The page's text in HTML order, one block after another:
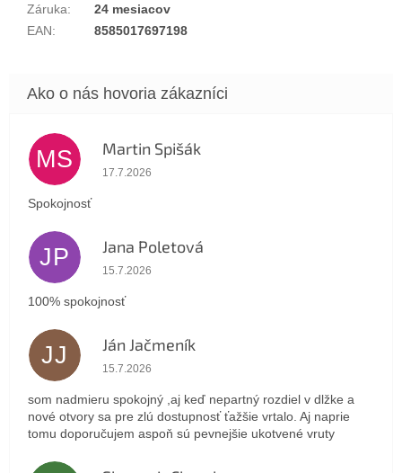
Záruka:
24 mesiacov
EAN: 8585017697198
MS Martin Spišák
Hodnotenie obchodu je 5 z 5 hviezdičiek.
17.7.2026
Spokojnosť
JP Jana Poletová
Hodnotenie obchodu je 5 z 5 hviezdičiek.
15.7.2026
100% spokojnosť
JJ Ján Jačmeník
Hodnotenie obchodu je 5 z 5 hviezdičiek.
15.7.2026
som nadmieru spokojný ,aj keď nepartný rozdiel v dlžke a
nové otvory sa pre zlú dostupnosť ťažšie vrtalo. Aj naprie
tomu doporučujem aspoň sú pevnejšie ukotvené vruty